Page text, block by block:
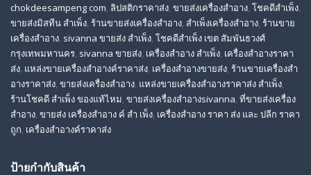
chokdeesampeng com, ลิปสติกราคาส่ง, ขายส่งเครื่องสำอาง, โชคดีสำเพ็ง,
ขายส่งมิสทีน สําเพ็ง, ร้านขายส่งเครื่องสำอาง, สําเพ็งเครื่องสําอาง, ร้านขาย
เครื่องสำอาง, sivanna ขายส่ง สําเพ็ง, โชคดีสำเพ็ง เขต สัมพันธวงศ์
กรุงเทพมหานคร, sivanna ขายส่ง, เครื่องสําอาง สําเพ็ง, เครื่องสําอางราคา
ส่ง, แหล่งขายเครื่องสําอางค์ราคาส่ง, เครื่องสําอางขายส่ง, ร้านขายเครื่องสํา
อางราคาส่ง, ขายส่งเครื่องสําอาง, แหล่งขายเครื่องสําอางราคาส่ง สําเพ็ง,
ร้านโชคดี สําเพ็ง ของแท้ไหม, ขายส่งเครื่องสําอางsivanna, ที่ขายส่งเครื่อง
สําอาง, ขายส่ง เครื่องสำอาง ค์ สำ เพ็ง, เครื่องสำอาง ราคา ส่ง และ ปลีก ราคา
ถูก, เครื่องสำอางค์ราคาส่ง
ป้ายกำกับสินค้า